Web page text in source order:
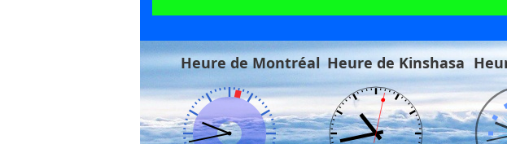
Heure de Montréal Heure de Kinshasa